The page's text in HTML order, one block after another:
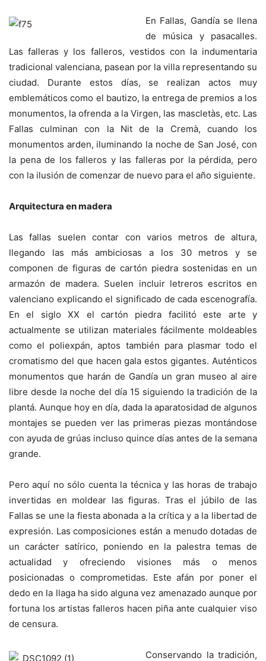
En Fallas, Gandía se llena
de música y pasacalles.
Las falleras y los falleros, vestidos con la indumentaria
tradicional valenciana, pasean por la villa representando su
ciudad. Durante estos días, se realizan actos muy
emblemáticos como el bautizo, la entrega de premios a los
monumentos, la ofrenda a la Virgen, las mascletàs, etc. Las
Fallas culminan con la Nit de la Cremà, cuando los
monumentos arden, iluminando la noche de San José, con
la pena de los falleros y las falleras por la pérdida, pero
con la ilusión de comenzar de nuevo para el año siguiente.
Arquitectura en madera
Las fallas suelen contar con varios metros de altura,
llegando las más ambiciosas a los 30 metros y se
componen de figuras de cartón piedra sostenidas en un
armazón de madera. Suelen incluir letreros escritos en
valenciano explicando el significado de cada escenografía.
En el siglo XX el cartón piedra facilitó este arte y
actualmente se utilizan materiales fácilmente moldeables
como el poliexpán, aptos también para plasmar todo el
cromatismo del que hacen gala estos gigantes. Auténticos
monumentos que harán de Gandía un gran museo al aire
libre desde la noche del día 15 siguiendo la tradición de la
plantá. Aunque hoy en día, dada la aparatosidad de algunos
montajes se pueden ver las primeras piezas montándose
con ayuda de grúas incluso quince días antes de la semana
grande.
Pero aquí no sólo cuenta la técnica y las horas de trabajo
invertidas en moldear las figuras. Tras el júbilo de las
Fallas se une la fiesta abonada a la crítica y a la libertad de
expresión. Las composiciones están a menudo dotadas de
un carácter satírico, poniendo en la palestra temas de
actualidad y ofreciendo visiones más o menos
posicionadas o comprometidas. Este afán por poner el
dedo en la llaga ha sido alguna vez amenazado aunque por
fortuna los artistas falleros hacen piña ante cualquier viso
de censura.
Conservando la tradición,